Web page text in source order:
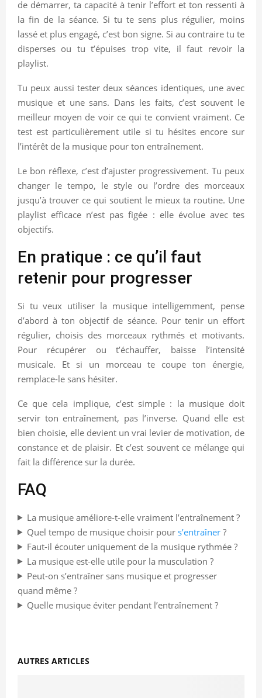
de démarrer, ta capacité à tenir l’effort et ton ressenti à
la fin de la séance. Si tu te sens plus régulier, moins
lassé et plus engagé, c’est bon signe. Si au contraire tu te
disperses ou tu t’épuises trop vite, il faut revoir la
playlist.
Tu peux aussi tester deux séances identiques, une avec
musique et une sans. Dans les faits, c’est souvent le
meilleur moyen de voir ce qui te convient vraiment. Ce
test est particulièrement utile si tu hésites encore sur
l’intérêt de la musique pour ton entraînement.
Le bon réflexe, c’est d’ajuster progressivement. Tu peux
changer le tempo, le style ou l’ordre des morceaux
jusqu’à trouver ce qui soutient le mieux ta routine. Une
playlist efficace n’est pas figée : elle évolue avec tes
objectifs.
En pratique : ce qu’il faut
retenir pour progresser
Si tu veux utiliser la musique intelligemment, pense
d’abord à ton objectif de séance. Pour tenir un effort
régulier, choisis des morceaux rythmés et motivants.
Pour récupérer ou t’échauffer, baisse l’intensité
musicale. Et si un morceau te coupe ton énergie,
remplace-le sans hésiter.
Ce que cela implique, c’est simple : la musique doit
servir ton entraînement, pas l’inverse. Quand elle est
bien choisie, elle devient un vrai levier de motivation, de
constance et de plaisir. Et c’est souvent ce mélange qui
fait la différence sur la durée.
FAQ
La musique améliore-t-elle vraiment l’entraînement ?
Quel tempo de musique choisir pour s’entraîner?
Faut-il écouter uniquement de la musique rythmée ?
La musique est-elle utile pour la musculation ?
Peut-on s’entraîner sans musique et progresser
quand même ?
Quelle musique éviter pendant l’entraînement ?
AUTRES ARTICLES